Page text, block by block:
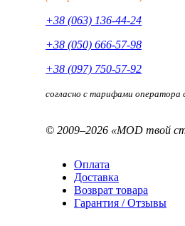
+38 (063) 136-44-24
+38 (050) 666-57-98
+38 (097) 750-57-92
согласно с тарифами оператора
© 2009–2026 «MOD твой
Оплата
Доставка
Возврат товара
Гарантия / Отзывы